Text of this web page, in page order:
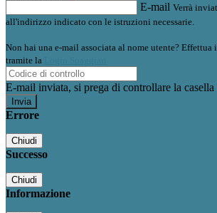
E-mail Verrà
all'indirizzo indicato con le istruzioni necessarie.
Non hai una e-mail associata al nome utente? Effettua
tramite la
E-mail inviata, si prega di controllare la
Errore
Chiudi
Successo
Chiudi
Informazione